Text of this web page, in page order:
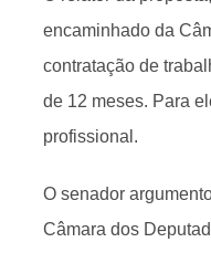
encaminhado da
contratação de
de 12 meses. Para
profissional.
O senador
Câmara dos